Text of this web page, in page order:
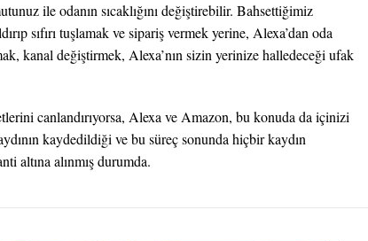
ile odanın sıcaklığını değiştirebilir. Bahsettiğimiz
sıfırı tuşlamak ve sipariş vermek yerine, Alexa’dan oda
kanal değiştirmek, Alexa’nın sizin yerinize halledeceği ufak
canlandırıyorsa, Alexa ve Amazon, bu konuda da içinizi
kaydedildiği ve bu süreç sonunda hiçbir kaydın
altına alınmış durumda.